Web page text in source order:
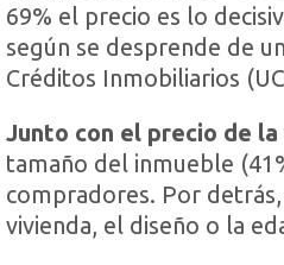
69% el precio es lo
según se desprende de
Créditos Inmobiliarios
Junto con el precio de la
tamaño del inmueble
compradores. Por
vivienda, el diseño o la